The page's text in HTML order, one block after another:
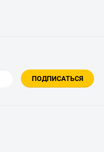
ПОДПИСАТЬСЯ